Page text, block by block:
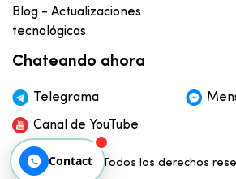
Blog - Actualizaciones
tecnológicas
Chateando ahora
Telegrama
Canal de YouTube
© Todos los derechos
Contact